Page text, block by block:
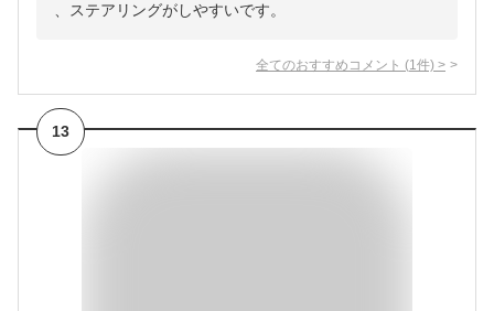
、ステアリングがしやすいです。
全てのおすすめコメント (1 件) >
13